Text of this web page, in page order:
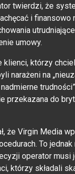
twierdzi, że
i finansowo
umowy.
klienci, którzy
narażeni na
przekazana do
że Virgin Media
To
operator musi
którzy składali